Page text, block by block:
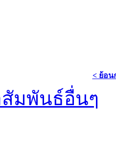
< ย้อน
มพันธ์อื่นๆ